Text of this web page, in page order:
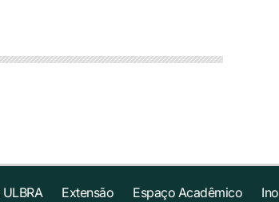
Extensão Espaço Acadêmico